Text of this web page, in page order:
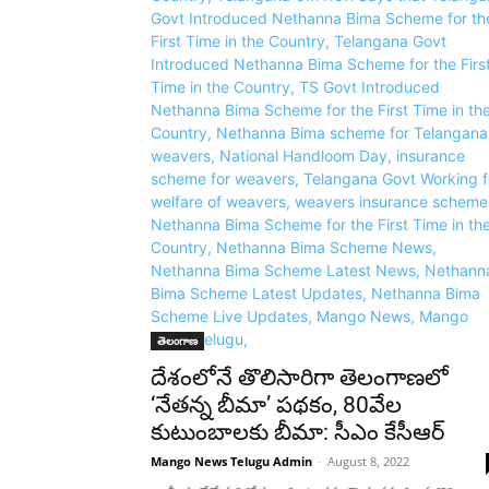
తెలంగాణ
దేశంలోనే తొలిసారిగా తెలంగాణలో
‘నేతన్న బీమా’ పథకం, 80వేల
కుటుంబాలకు బీమా: సీఎం కేసీఆర్
Mango News Telugu Admin - August 8, 2022